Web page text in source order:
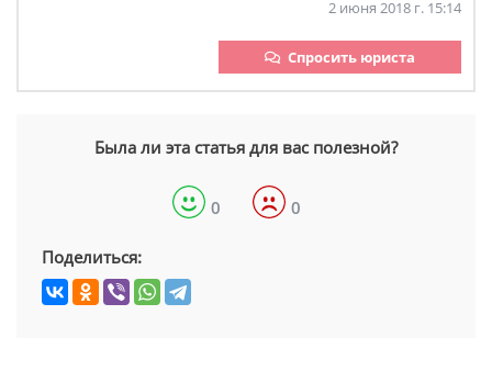
2 июня 2018 г. 15:14
Спросить юриста
Была ли эта статья для вас полезной?
0 0
Поделиться: